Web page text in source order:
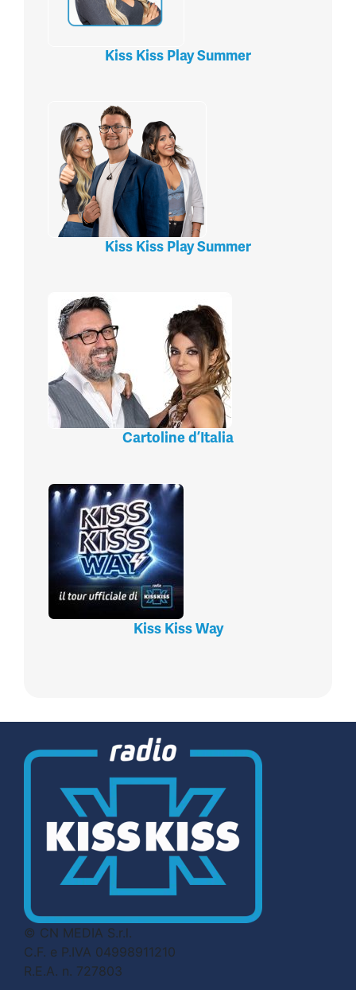
Kiss Kiss Play Summer
Kiss Kiss Play Summer
Cartoline d’Italia
Kiss Kiss Way
© CN MEDIA S.r.l.
C.F. e P.IVA 04998911210
R.E.A. n. 727803